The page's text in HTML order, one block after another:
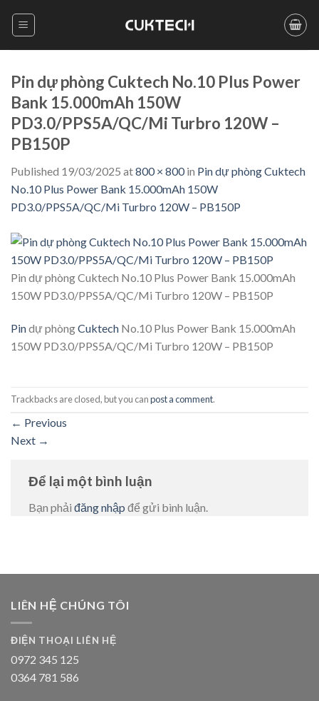
Pin dự phòng Cuktech No.10 Plus Power
Bank 15.000mAh 150W
PD3.0/PPS5A/QC/Mi Turbro 120W –
PB150P
Published 19/03/2025 at800 × 800in Pin dự phòng Cuktech
No.10 Plus Power Bank 15.000mAh 150W
PD3.0/PPS5A/QC/Mi Turbro 120W – PB150P
Pin dự phòng Cuktech No.10 Plus Power Bank 15.000mAh
150W PD3.0/PPS5A/QC/Mi Turbro 120W – PB150P
Pindự phòngCuktech No.10 Plus Power Bank 15.000mAh
150W PD3.0/PPS5A/QC/Mi Turbro 120W – PB150P
Trackbacks are closed, but you canpost a comment.
← Previous
Next →
Để lại một bình luận
Bạn phải đăng nhập để gửi bình luận.
LIÊN HỆ CHÚNG TÔI
ĐIỆN THOẠI LIÊN HỆ
0972 345 125
0364 781 586